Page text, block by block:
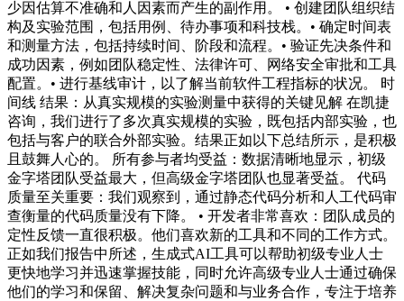
少因估算不准确和人因素而产生的副作用。 • 创建团队组织结
构及实验范围，包括用例、待办事项和科技栈。• 确定时间表
和测量方法，包括持续时间、阶段和流程。• 验证先决条件和
成功因素，例如团队稳定性、法律许可、网络安全审批和工具
配置。• 进行基线审计，以了解当前软件工程指标的状况。 时
间线 结果：从真实规模的实验测量中获得的关键见解 在凯捷
咨询，我们进行了多次真实规模的实验，既包括内部实验，也
包括与客户的联合外部实验。结果正如以下总结所示，是积极
且鼓舞人心的。 所有参与者均受益：数据清晰地显示，初级
金字塔团队受益最大，但高级金字塔团队也显著受益。 代码
质量至关重要：我们观察到，通过静态代码分析和人工代码审
查衡量的代码质量没有下降。 • 开发者非常喜欢：团队成员的
定性反馈一直很积极。他们喜欢新的工具和不同的工作方式。
正如我们报告中所述，生成式AI工具可以帮助初级专业人士
更快地学习并迅速掌握技能，同时允许高级专业人士通过确保
他们的学习和保留、解决复杂问题和与业务合作，专注于培养